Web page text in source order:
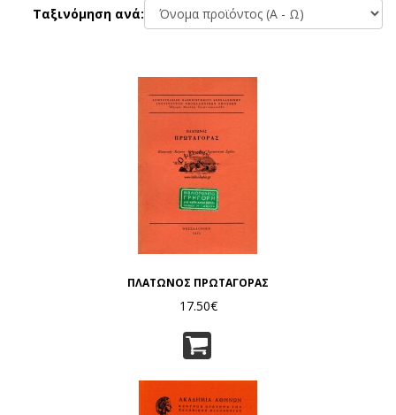
Ταξινόμηση ανά:
ΠΛΑΤΩΝΟΣ ΠΡΩΤΑΓΟΡΑΣ
17.50€